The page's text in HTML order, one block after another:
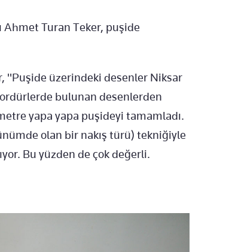
Ahmet Turan Teker, puşide
"Puşide üzerindeki desenler Niksar
bulunan desenlerden
yapa yapa puşideyi tamamladı.
olan bir nakış türü) tekniğiyle
Bu yüzden de çok değerli.